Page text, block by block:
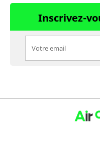
Inscrivez-